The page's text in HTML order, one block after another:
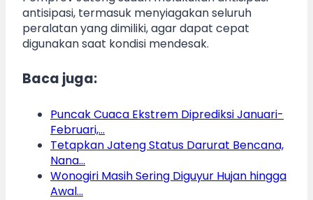
antisipasi, termasuk menyiagakan seluruh
peralatan yang dimiliki, agar dapat cepat
digunakan saat kondisi mendesak.
Baca juga:
Puncak Cuaca Ekstrem Diprediksi Januari-
Februari,…
Tetapkan Jateng Status Darurat Bencana,
Nana…
Wonogiri Masih Sering Diguyur Hujan hingga
Awal…